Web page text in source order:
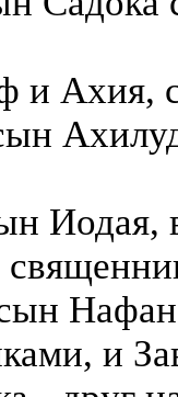
и Ахия,
Иодая,
и